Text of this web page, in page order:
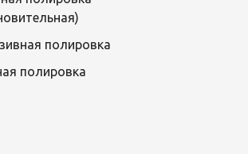
полировка
полировка